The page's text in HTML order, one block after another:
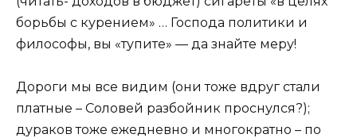
борьбы с курением» … Господа политики и
философы, вы «тупите» — да знайте меру!
Дороги мы все видим (они тоже вдруг стали
платные – Соловей разбойник проснулся?);
дураков тоже ежедневно и многократно – по